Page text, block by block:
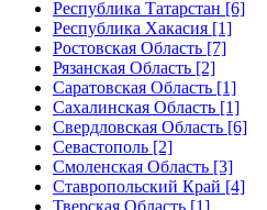
Республика Татарстан [6]
Республика Хакасия [1]
Ростовская Область [7]
Рязанская Область [2]
Саратовская Область [1]
Сахалинская Область [1]
Свердловская Область [6]
Севастополь [2]
Смоленская Область [3]
Ставропольский Край [4]
Тверская Область [1]